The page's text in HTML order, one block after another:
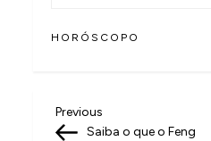
HORÓSCOPO
N
Previous
Post
Previous
Saiba o que o Feng